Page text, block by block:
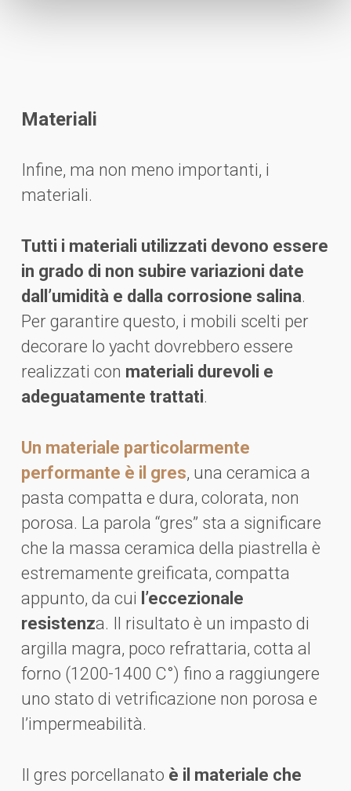
Materiali
Infine, ma non meno importanti, i
materiali.
Tutti i materiali utilizzati devono essere
in grado di non subire variazioni date
dall’umidità e dalla corrosione salina.
Per garantire questo, i mobili scelti per
decorare lo yacht dovrebbero essere
realizzati con materiali durevoli e
adeguatamente trattati.
Un materiale particolarmente
performante è il gres, una ceramica a
pasta compatta e dura, colorata, non
porosa. La parola “gres” sta a significare
che la massa ceramica della piastrella è
estremamente greificata, compatta
appunto, da cui l’eccezionale
resistenza. Il risultato è un impasto di
argilla magra, poco refrattaria, cotta al
forno (1200-1400 C°) fino a raggiungere
uno stato di vetrificazione non porosa e
l’impermeabilità.
Il gres porcellanato è il materiale che